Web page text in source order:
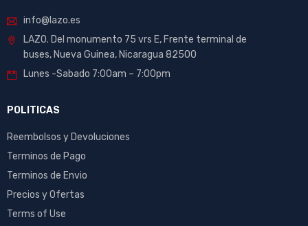
info@lazo.es
LAZO. Del monumento 75 vrs E, Frente terminal de
buses, Nueva Guinea, Nicaragua 82500
Lunes -Sabado 7:00am – 7:00pm
POLITICAS
Reembolsos y Devoluciones
Terminos de Pago
Terminos de Envio
Precios y Ofertas
Terms of Use